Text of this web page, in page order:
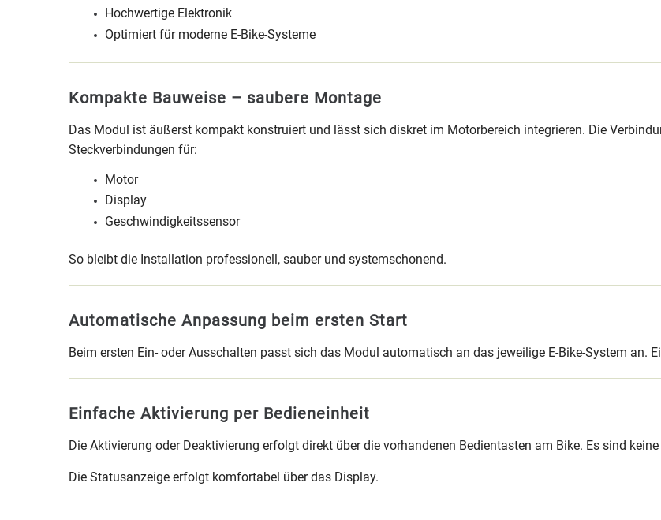
Hochwertige Elektronik
Optimiert für moderne E-Bike-Systeme
Kompakte Bauweise – saubere Montage
Das Modul ist äußerst kompakt konstruiert und lässt sich diskret im Motorbereich integrieren. Die
Steckverbindungen für:
Motor
Display
Geschwindigkeitssensor
So bleibt die Installation professionell, sauber und systemschonend.
Automatische Anpassung beim ersten Start
Beim ersten Ein- oder Ausschalten passt sich das Modul automatisch an das jeweilige E-Bike-System an.
Einfache Aktivierung per Bedieneinheit
Die Aktivierung oder Deaktivierung erfolgt direkt über die vorhandenen Bedientasten am Bike. Es sind
Die Statusanzeige erfolgt komfortabel über das Display.